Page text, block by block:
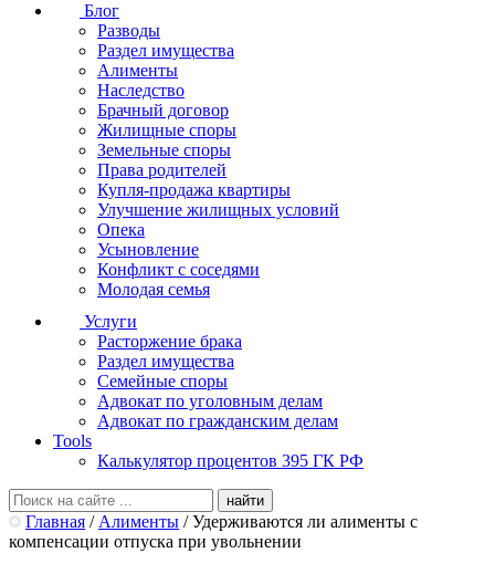
Блог
Разводы
Раздел имущества
Алименты
Наследство
Брачный договор
Жилищные споры
Земельные споры
Права родителей
Купля-продажа квартиры
Улучшение жилищных условий
Опека
Усыновление
Конфликт с соседями
Молодая семья
Услуги
Расторжение брака
Раздел имущества
Семейные споры
Адвокат по уголовным делам
Адвокат по гражданским делам
Tools
Калькулятор процентов 395 ГК РФ
Главная / Алименты / Удерживаются ли алименты с
компенсации отпуска при увольнении